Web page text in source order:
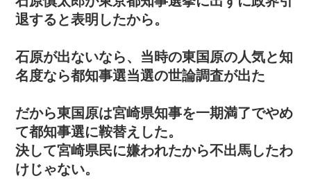
退すると表明したから。
石原が出ないなら、当時の東国原の人気と知
名度なら都知事選当選の世論調査が出た
だから東国原は宮崎県知事を一期満了でやめ
て都知事選に鞍替えした。
決して宮崎県民に嫌われたから不出馬したわ
けじゃない。